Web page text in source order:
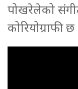
पोखरेलेको
कोरियोग्राफी छ